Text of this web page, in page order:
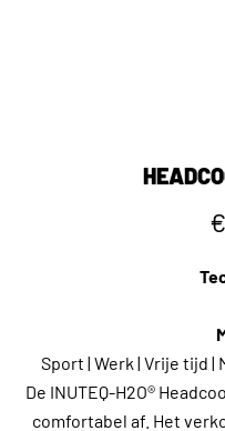
Sport | Werk | Vrije tijd
De INUTEQ-H2O®
comfortabel af. Het